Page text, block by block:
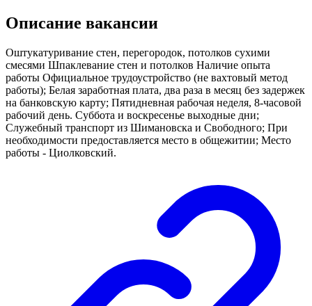
Описание вакансии
Оштукатуривание стен, перегородок, потолков сухими
смесями Шпаклевание стен и потолков Наличие опыта
работы Официальное трудоустройство (не вахтовый метод
работы); Белая заработная плата, два раза в месяц без задержек
на банковскую карту; Пятидневная рабочая неделя, 8-часовой
рабочий день. Суббота и воскресенье выходные дни;
Служебный транспорт из Шимановска и Свободного; При
необходимости предоставляется место в общежитии; Место
работы - Циолковский.